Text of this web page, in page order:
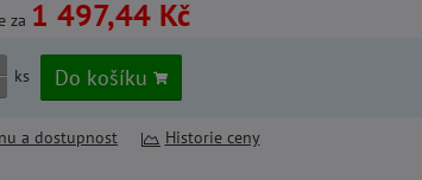
za 1 497,44 Kč
ks Do košíku
a dostupnost Historie ceny